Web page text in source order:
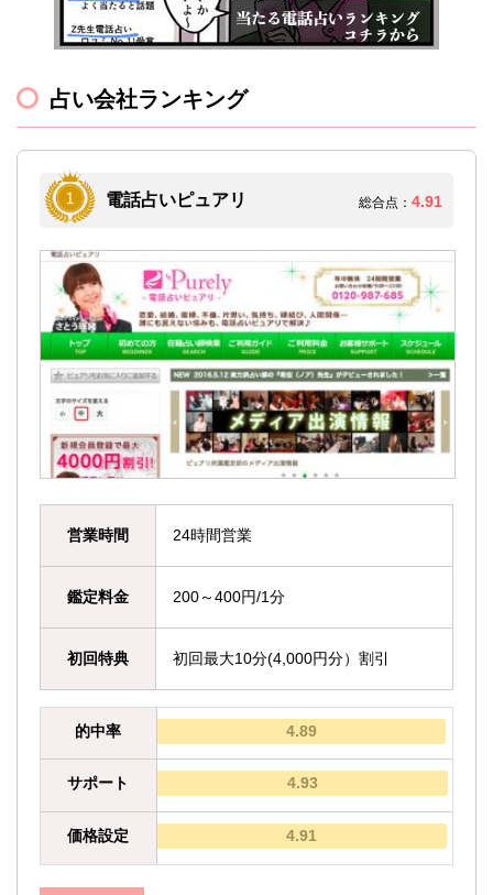
占い会社ランキング
電話占いピュアリ 総合点： 4.91
営業時間 24時間営業
鑑定料金 200～400円/1分
初回特典 初回最大10分(4,000円分）割引
的中率 4.89
サポート 4.93
価格設定 4.91